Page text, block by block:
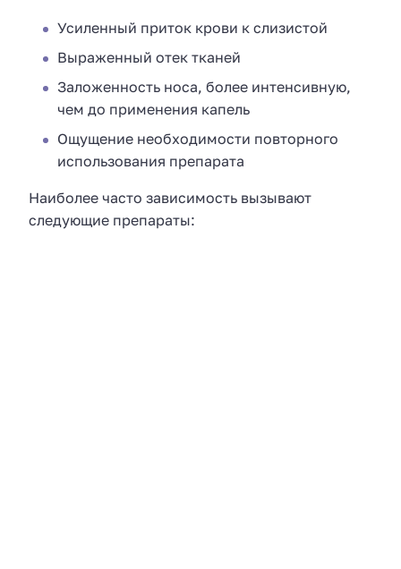
Усиленный приток крови к слизистой
Выраженный отек тканей
Заложенность носа, более интенсивную,
чем до применения капель
Ощущение необходимости повторного
использования препарата
Наиболее часто зависимость вызывают
следующие препараты: